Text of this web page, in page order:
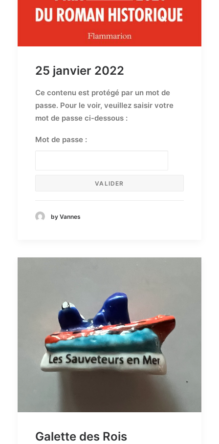
25 janvier 2022
Ce contenu est protégé par un mot de
passe. Pour le voir, veuillez saisir votre
mot de passe ci-dessous :
Mot de passe :
by Vannes
Galette des Rois